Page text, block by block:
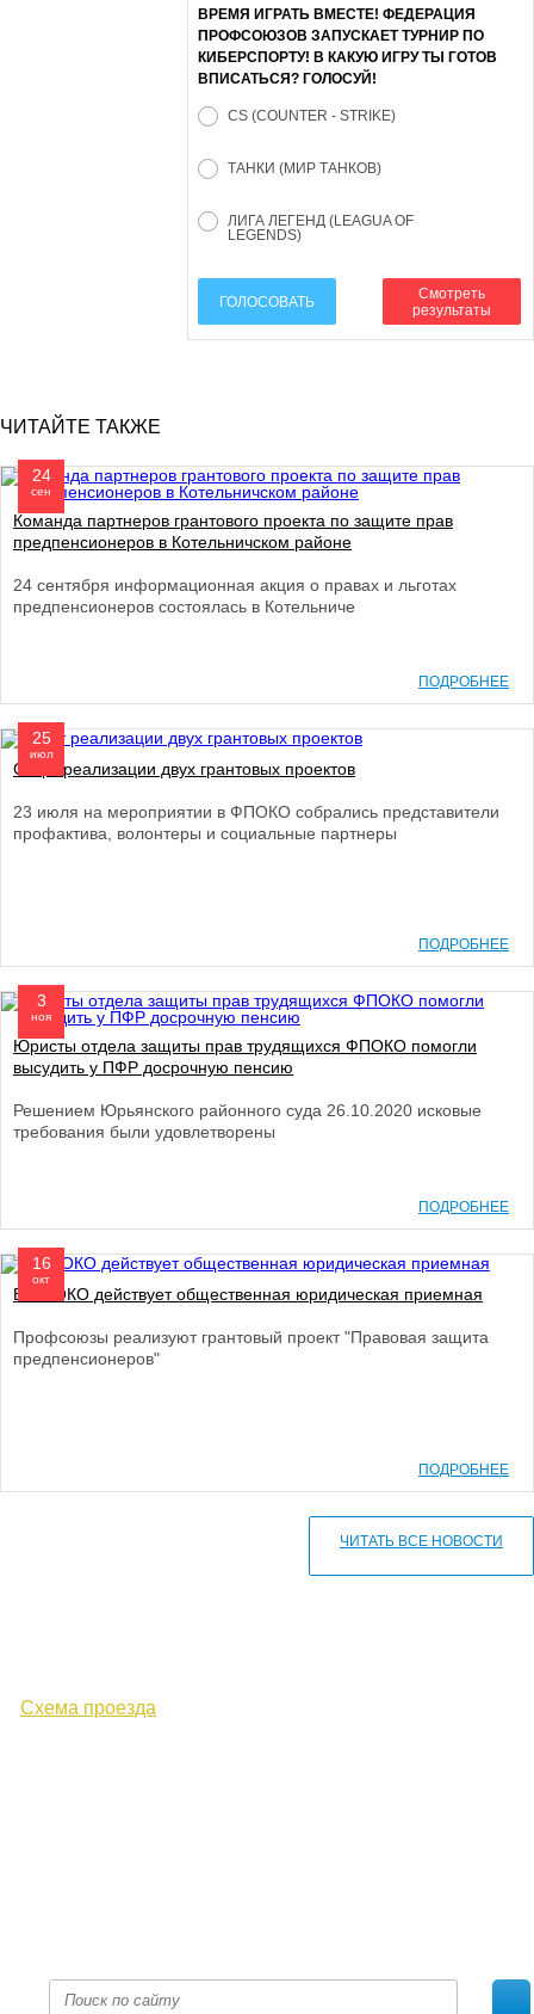
ВРЕМЯ ИГРАТЬ ВМЕСТЕ! ФЕДЕРАЦИЯ
ПРОФСОЮЗОВ ЗАПУСКАЕТ ТУРНИР ПО
КИБЕРСПОРТУ! В КАКУЮ ИГРУ ТЫ ГОТОВ
ВПИСАТЬСЯ? ГОЛОСУЙ!
CS (COUNTER - STRIKE)
ТАНКИ (МИР ТАНКОВ)
ЛИГА ЛЕГЕНД (LEAGUA OF
LEGENDS)
ГОЛОСОВАТЬ
Смотреть
результаты
ЧИТАЙТЕ ТАКЖЕ
24
сен
Команда партнеров грантового проекта по защите прав
предпенсионеров в Котельничском районе
24 сентября информационная акция о правах и льготах
предпенсионеров состоялась в Котельниче
ПОДРОБНЕЕ
25
июл
Старт реализации двух грантовых проектов
23 июля на мероприятии в ФПОКО собрались представители
профактива, волонтеры и социальные партнеры
ПОДРОБНЕЕ
3
ноя
Юристы отдела защиты прав трудящихся ФПОКО помогли
высудить у ПФР досрочную пенсию
Решением Юрьянского районного суда 26.10.2020 исковые
требования были удовлетворены
ПОДРОБНЕЕ
16
окт
В ФПОКО действует общественная юридическая приемная
Профсоюзы реализуют грантовый проект "Правовая защита
предпенсионеров"
ПОДРОБНЕЕ
ЧИТАТЬ ВСЕ НОВОСТИ
Схема проезда